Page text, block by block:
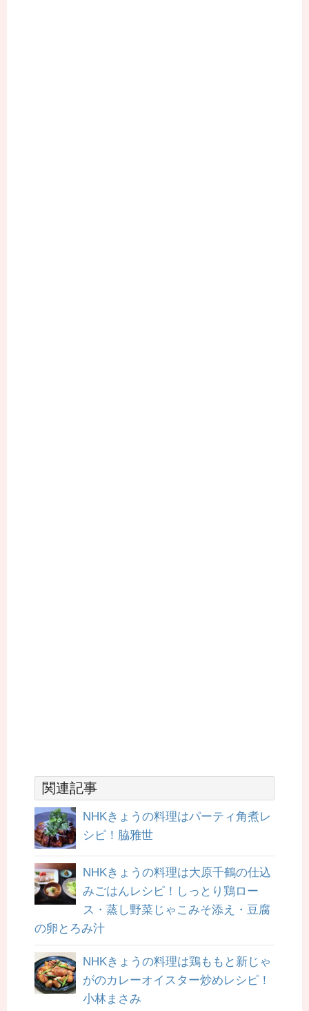
関連記事
NHKきょうの料理はパーティ角煮レ
シピ！脇雅世
NHKきょうの料理は大原千鶴の仕込
みごはんレシピ！しっとり鶏ロー
ス・蒸し野菜じゃこみそ添え・豆腐
の卵とろみ汁
NHKきょうの料理は鶏ももと新じゃ
がのカレーオイスター炒めレシピ！
小林まさみ